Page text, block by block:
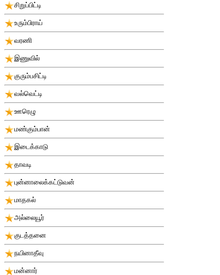
சிறுப்பிட்டி
உரும்பிராய்
வரணி
இணுவில்
குரும்பசிட்டி
வல்வெட்டி
ஊரெழு
மண்கும்பான்
இடைக்காடு
தாவடி
புன்னாலைக்கட்டுவன்
மாதகல்
அல்லையூர்
குடத்தனை
நயினாதீவு
மன்னார்